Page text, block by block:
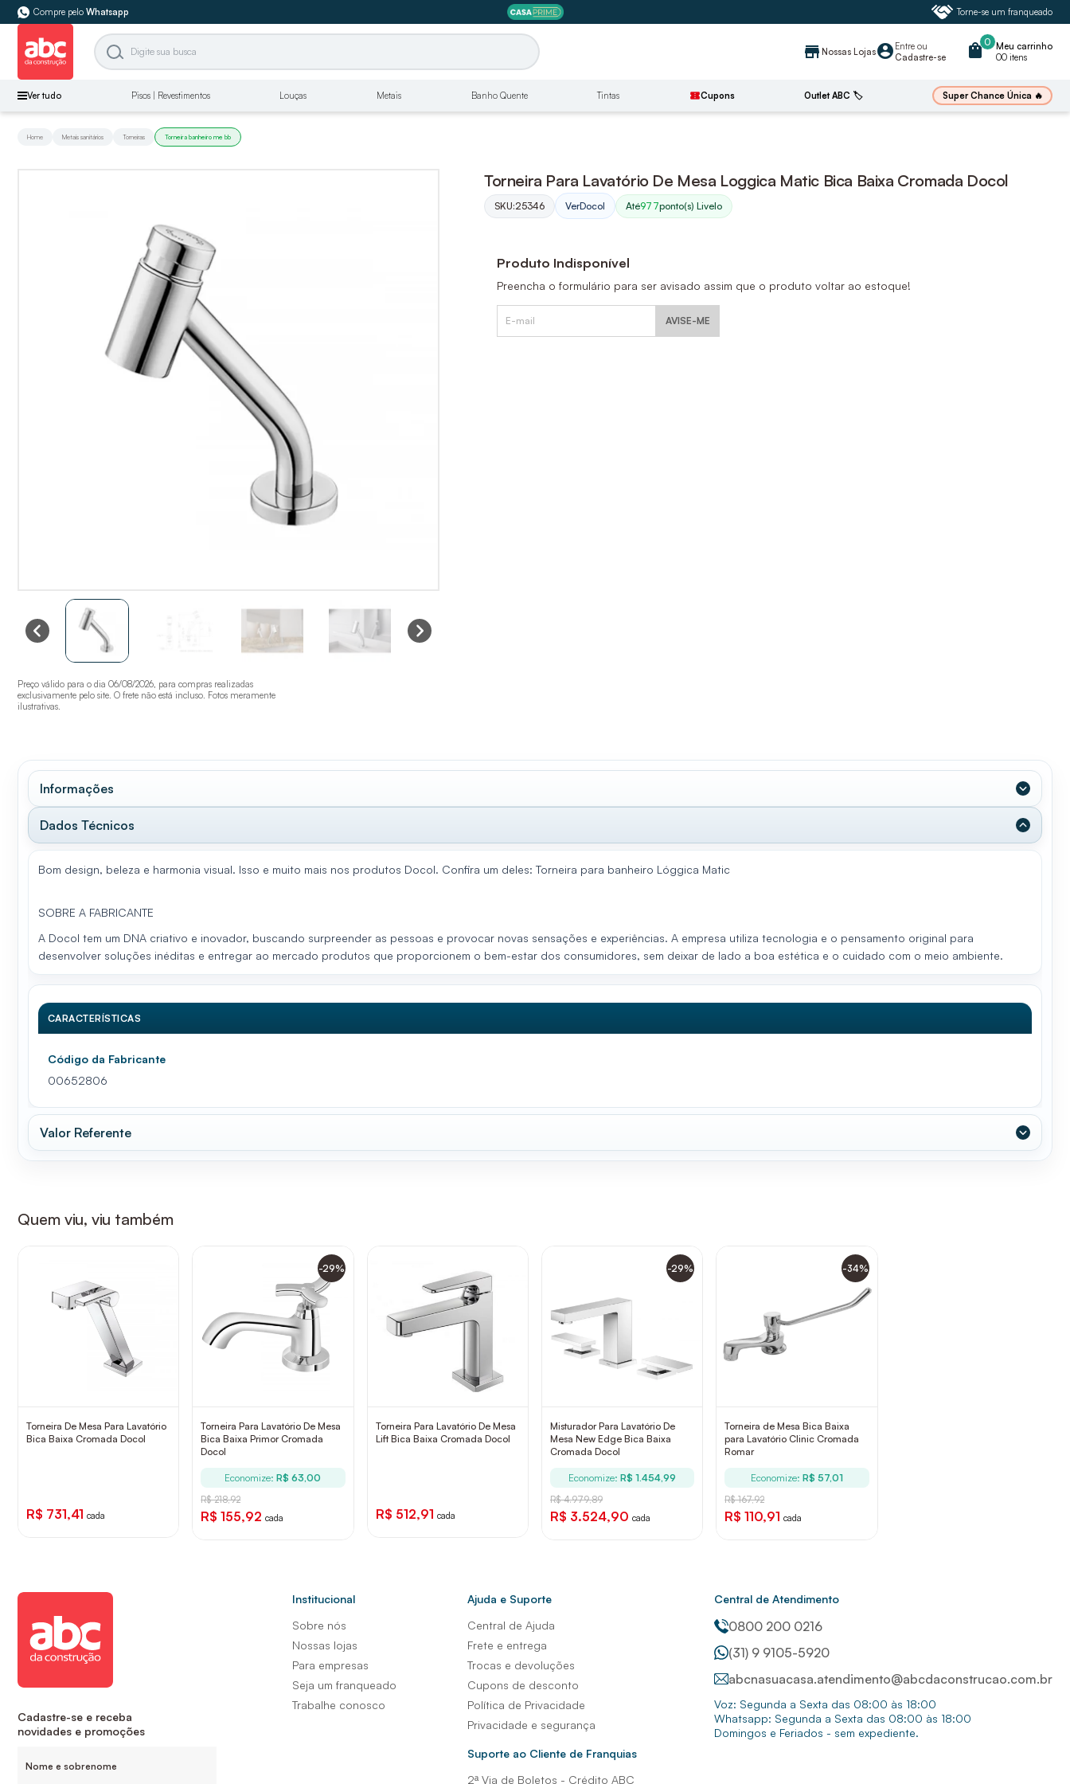
Compre pelo Whatsapp Torne-se um franqueado
store Nossas Lojasaccount_circle Entre ou
Cadastre-se
0
shopping_bag
Meu carrinho
00 itens
Ver tudo Pisos | Revestimentos Louças Metais Banho Quente Tintas confirmation_numberCupons Outlet ABC 🏷️ Super Chance Única 🔥
Home Metais sanitários Torneiras Torneira banheiro me bb
Torneira Para Lavatório De Mesa Loggica Matic Bica Baixa Cromada Docol
SKU:25346 VerDocol Até977ponto(s) Livelo
Preço válido para o dia 06/08/2026, para compras realizadas
exclusivamente pelo site. O frete não está incluso. Fotos meramente
ilustrativas.
Produto Indisponível
Preencha o formulário para ser avisado assim que o produto voltar ao estoque!
AVISE-ME
Informações
Dados Técnicos
Bom design, beleza e harmonia visual. Isso e muito mais nos produtos Docol. Confira um deles: Torneira para banheiro Lóggica Matic
SOBRE A FABRICANTE
A Docol tem um DNA criativo e inovador, buscando surpreender as pessoas e provocar novas sensações e experiências. A empresa utiliza tecnologia e o pensamento original para
desenvolver soluções inéditas e entregar ao mercado produtos que proporcionem o bem-estar dos consumidores, sem deixar de lado a boa estética e o cuidado com o meio ambiente.
CARACTERÍSTICAS
Código da Fabricante
00652806
Valor Referente
Quem viu, viu também
Torneira De Mesa Para Lavatório
Bica Baixa Cromada Docol
R$ 731,41 cada
-29%
Torneira Para Lavatório De Mesa
Bica Baixa Primor Cromada
Docol
Economize:R$ 63,00
R$ 218,92
R$ 155,92 cada
Torneira Para Lavatório De Mesa
Lift Bica Baixa Cromada Docol
R$ 512,91 cada
-29%
Misturador Para Lavatório De
Mesa New Edge Bica Baixa
Cromada Docol
Economize:R$ 1.454,99
R$ 4.979,89
R$ 3.524,90 cada
-34%
Torneira de Mesa Bica Baixa
para Lavatório Clinic Cromada
Romar
Economize: R$ 57,01
R$ 167,92
R$ 110,91 cada
Cadastre-se e receba
novidades e promoções
Institucional
Sobre nós
Nossas lojas
Para empresas
Seja um franqueado
Trabalhe conosco
Ajuda e Suporte
Central de Ajuda
Frete e entrega
Trocas e devoluções
Cupons de desconto
Política de Privacidade
Privacidade e segurança
Suporte ao Cliente de Franquias
2ª Via de Boletos - Crédito ABC
Central de Atendimento
0800 200 0216
(31) 9 9105-5920
abcnasuacasa.atendimento@abcdaconstrucao.com.br
Voz: Segunda a Sexta das 08:00 às 18:00
Whatsapp: Segunda a Sexta das 08:00 às 18:00
Domingos e Feriados - sem expediente.